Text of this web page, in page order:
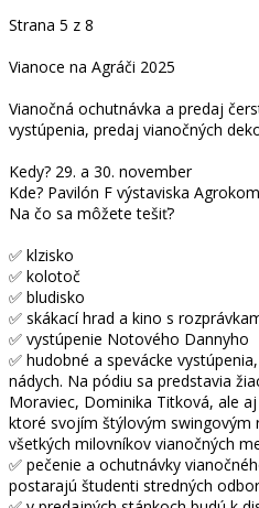
Strana 5 z 8
Vianoce na Agráči 2025
Vianočná ochutnávka a predaj
vystúpenia, predaj vianočných
Kedy? 29. a 30. november
Kde? Pavilón F výstaviska
Na čo sa môžete tešiť?
✅ klzisko
✅ kolotoč
✅ bludisko
✅ skákací hrad a kino s
✅ vystúpenie Notového Dannyho
✅ hudobné a spevácke
nádych. Na pódiu sa predstavia
Moraviec, Dominika Titková, ale
ktoré svojím štýlovým swingovým
všetkých milovníkov vianočných
✅ pečenie a ochutnávky
postarajú študenti stredných